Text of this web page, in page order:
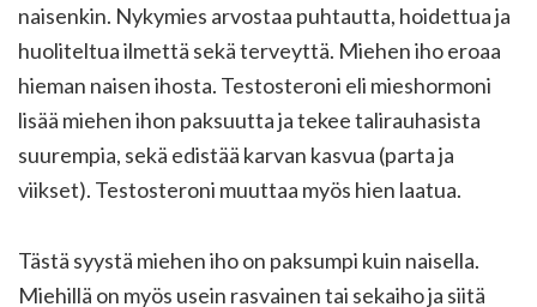
naisenkin. Nykymies arvostaa puhtautta, hoidettua ja
huoliteltua ilmettä sekä terveyttä. Miehen iho eroaa
hieman naisen ihosta. Testosteroni eli mieshormoni
lisää miehen ihon paksuutta ja tekee talirauhasista
suurempia, sekä edistää karvan kasvua (parta ja
viikset). Testosteroni muuttaa myös hien laatua.
Tästä syystä miehen iho on paksumpi kuin naisella.
Miehillä on myös usein rasvainen tai sekaiho ja siitä